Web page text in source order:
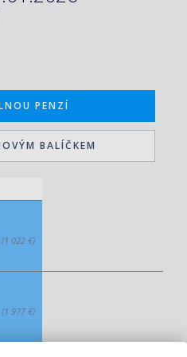
PENZÍ
BALÍČKEM
(1 022 €)
(1 977 €)